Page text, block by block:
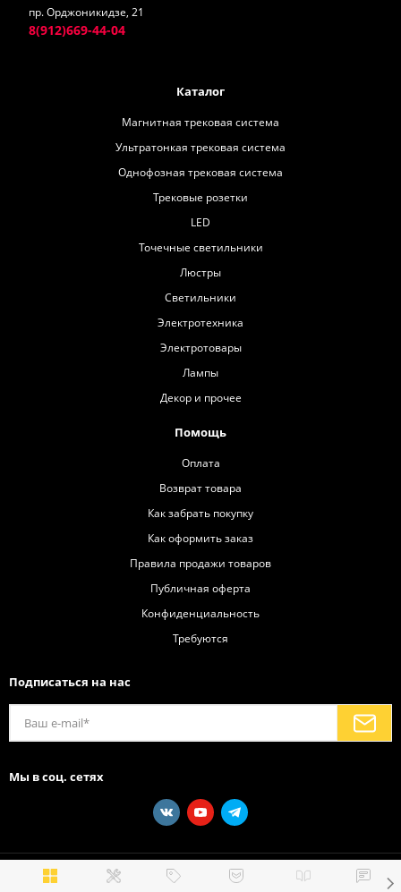
пр. Орджоникидзе, 21
8(912)669-44-04
Каталог
Магнитная трековая система
Ультратонкая трековая система
Однофозная трековая система
Трековые розетки
LED
Точечные светильники
Люстры
Светильники
Электротехника
Электротовары
Лампы
Декор и прочее
Помощь
Оплата
Возврат товара
Как забрать покупку
Как оформить заказ
Правила продажи товаров
Публичная оферта
Конфиденциальность
Требуются
Подписаться на нас
Мы в соц. сетях